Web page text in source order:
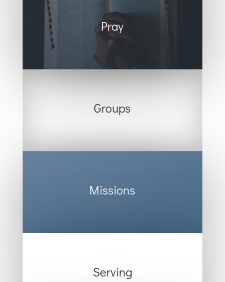
Pray
Groups
Missions
Serving